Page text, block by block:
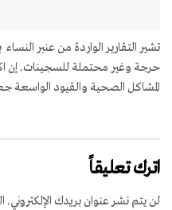
تشير التقارير الواردة من عنبر
حرجة وغير محتملة للسجينات. إن
المشاكل الصحية والقيود الواسعة
اترك تعليقاً
لن يتم نشر عنوان بريدك الإلكتروني.